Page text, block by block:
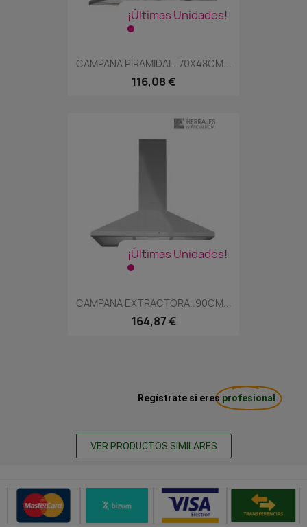
¡Últimas Unidades!
CAMPANA PIRAMIDAL..70X48CM...
116,08 €
¡Últimas Unidades!
CAMPANA EXTRACTORA..90CM...
164,87 €
Regístrate si eres profesional
VER PRODUCTOS SIMILARES
Métodos de pago seguros